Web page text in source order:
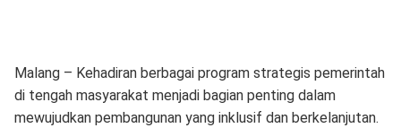
Malang – Kehadiran berbagai program strategis pemerintah
di tengah masyarakat menjadi bagian penting dalam
mewujudkan pembangunan yang inklusif dan berkelanjutan.